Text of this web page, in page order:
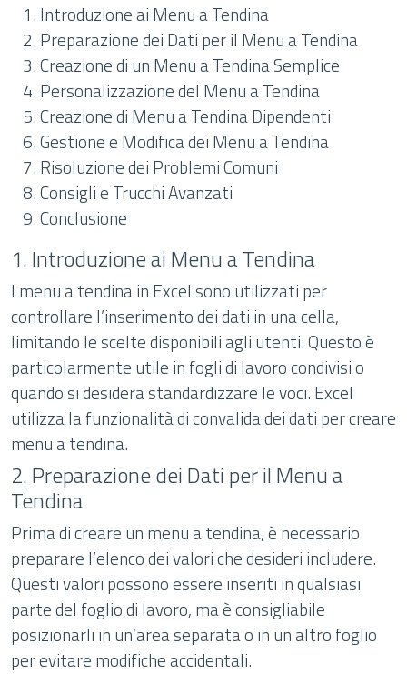
Introduzione ai Menu a Tendina
Preparazione dei Dati per il Menu a Tendina
Creazione di un Menu a Tendina Semplice
Personalizzazione del Menu a Tendina
Creazione di Menu a Tendina Dipendenti
Gestione e Modifica dei Menu a Tendina
Risoluzione dei Problemi Comuni
Consigli e Trucchi Avanzati
Conclusione
1. Introduzione ai Menu a Tendina
I menu a tendina in Excel sono utilizzati per
controllare l’inserimento dei dati in una cella,
limitando le scelte disponibili agli utenti. Questo è
particolarmente utile in fogli di lavoro condivisi o
quando si desidera standardizzare le voci. Excel
utilizza la funzionalità di convalida dei dati per creare
menu a tendina.
2. Preparazione dei Dati per il Menu a
Tendina
Prima di creare un menu a tendina, è necessario
preparare l’elenco dei valori che desideri includere.
Questi valori possono essere inseriti in qualsiasi
parte del foglio di lavoro, ma è consigliabile
posizionarli in un’area separata o in un altro foglio
per evitare modifiche accidentali.